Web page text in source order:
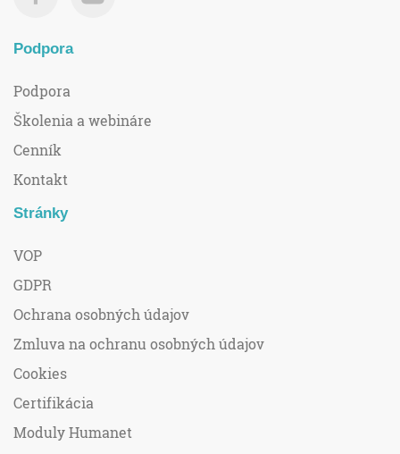
Podpora
Podpora
Školenia a webináre
Cenník
Kontakt
Stránky
VOP
GDPR
Ochrana osobných údajov
Zmluva na ochranu osobných údajov
Cookies
Certifikácia
Moduly Humanet